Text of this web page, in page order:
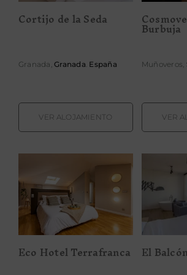
Cortijo de la Seda
Granada,Granada. España
VER ALOJAMIENTO
Burbuja
Muñoveros,
VER
Eco Hotel
Terrafranca
Eco Hotel Terrafranca
El
El